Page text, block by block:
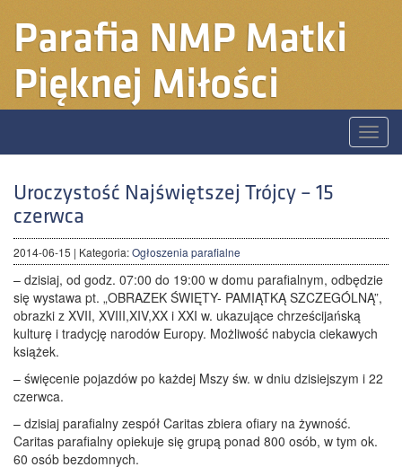
Parafia NMP Matki
Pięknej Miłości
Toggle
Uroczystość Najświętszej Trójcy – 15
czerwca
2014-06-15 | Kategoria:Ogłoszenia parafialne
– dzisiaj, od godz. 07:00 do 19:00 w domu parafialnym, odbędzie
się wystawa pt. „OBRAZEK ŚWIĘTY- PAMIĄTKĄ SZCZEGÓLNĄ”,
obrazki z XVII, XVIII,XIV,XX i XXI w. ukazujące chrześcijańską
kulturę i tradycję narodów Europy. Możliwość nabycia ciekawych
książek.
– święcenie pojazdów po każdej Mszy św. w dniu dzisiejszym i 22
czerwca.
– dzisiaj parafialny zespół Caritas zbiera ofiary na żywność.
Caritas parafialny opiekuje się grupą ponad 800 osób, w tym ok.
60 osób bezdomnych.